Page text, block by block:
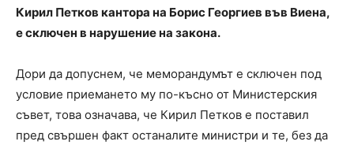
Кирил Петков кантора на Борис Георгиев във Виена,
е сключен в нарушение на закона.
Дори да допуснем, че меморандумът е сключен под
условие приемането му по-късно от Министерския
съвет, това означава, че Кирил Петков е поставил
пред свършен факт останалите министри и те, без да